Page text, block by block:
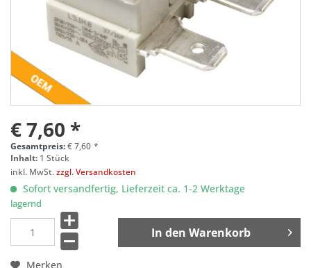
€ 7,60 *
Gesamtpreis:€7,60 *
Inhalt: 1 Stück
inkl. MwSt.zzgl. Versandkosten
Sofort versandfertig, Lieferzeit ca. 1-2 Werktage
lagernd
In den Warenkorb
Merken